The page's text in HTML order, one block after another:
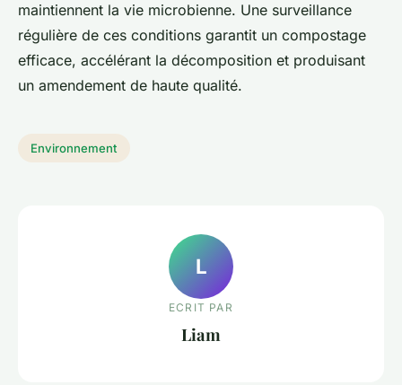
maintiennent la vie microbienne. Une surveillance
régulière de ces conditions garantit un compostage
efficace, accélérant la décomposition et produisant
un amendement de haute qualité.
Environnement
L
ECRIT PAR
Liam